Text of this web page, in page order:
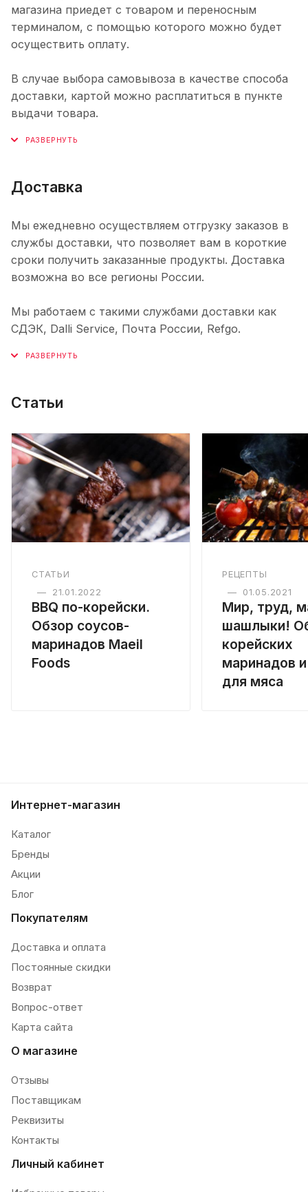
магазина приедет с товаром и переносным
терминалом, с помощью которого можно будет
осуществить оплату.
В случае выбора самовывоза в качестве способа
доставки, картой можно расплатиться в пункте
выдачи товара.
Доставка
Мы ежедневно осуществляем отгрузку заказов в
службы доставки, что позволяет вам в короткие
сроки получить заказанные продукты. Доставка
возможна во все регионы России.
Мы работаем с такими службами доставки как
СДЭК, Dalli Service, Почта России, Refgo.
Статьи
СТАТЬИ
—
21.01.2022
BBQ по-корейски.
Обзор соусов-
маринадов Maeil
Foods
РЕЦЕПТЫ
—
01.05.2021
Мир, труд,
шашлыки!
корейских
маринадов
для мяса
Интернет-магазин
Каталог
Бренды
Акции
Блог
Покупателям
Доставка и оплата
Постоянные скидки
Возврат
Вопрос-ответ
Карта сайта
О магазине
Отзывы
Поставщикам
Реквизиты
Контакты
Личный кабинет